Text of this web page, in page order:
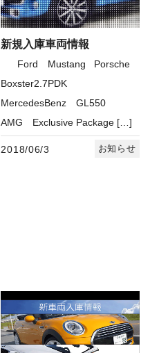
新規入庫車両情報
Ford Mustang Porsche
Boxster2.7PDK
MercedesBenz GL550
AMG Exclusive Package […]
2018/06/3 お知らせ